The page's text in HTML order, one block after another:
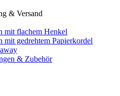
& Versand
mit flachem Henkel
mit gedrehtem Papierkordel
& Zubehör